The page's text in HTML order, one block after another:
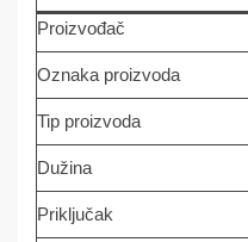
Proizvođač
Oznaka proizvoda
Tip proizvoda
Dužina
Priključak